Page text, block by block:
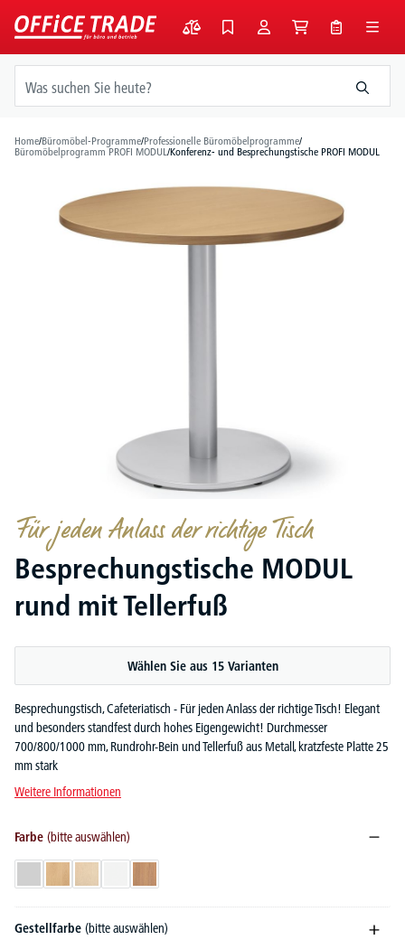
springen
Home/Büromöbel-Programme/Professionelle Büromöbelprogramme/
Büromöbelprogramm PROFI MODUL/Konferenz- und Besprechungstische PROFI MODUL
Für jeden Anlass der richtige Tisch
Besprechungstische MODUL
rund mit Tellerfuß
Wählen Sie aus 15 Varianten
Besprechungstisch, Cafeteriatisch - Für jeden Anlass der richtige Tisch! Elegant
und besonders standfest durch hohes Eigengewicht! Durchmesser
700/800/1000 mm, Rundrohr-Bein und Tellerfuß aus Metall, kratzfeste Platte 25
mm stark
Weitere Informationen
Farbe (bitte auswählen)
Gestellfarbe (bitte auswählen)